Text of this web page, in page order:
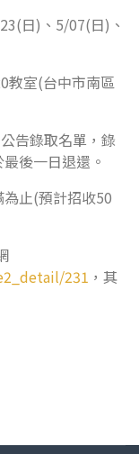
日)、5/07(日)、
教室(台中市南區
告錄取名單，錄
後一日退還。
止(預計招收50
231 ，其